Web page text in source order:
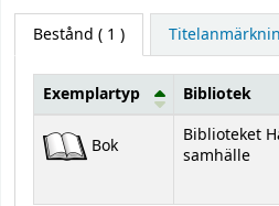
Bestånd ( 1 )
Bestånd
Exemplartyp Bibliotek
Bok
Biblioteket
samhälle